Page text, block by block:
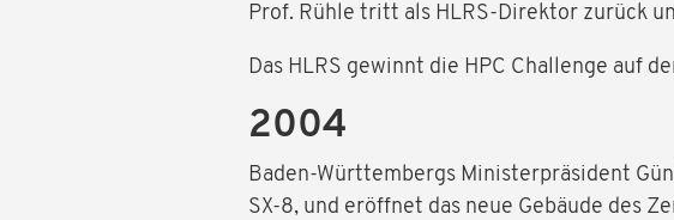
Prof. Rühle tritt als HLRS-Direktor zurück
Das HLRS gewinnt die HPC Challenge auf
2004
Baden-Württembergs Ministerpräsident
SX-8, und eröffnet das neue Gebäude des